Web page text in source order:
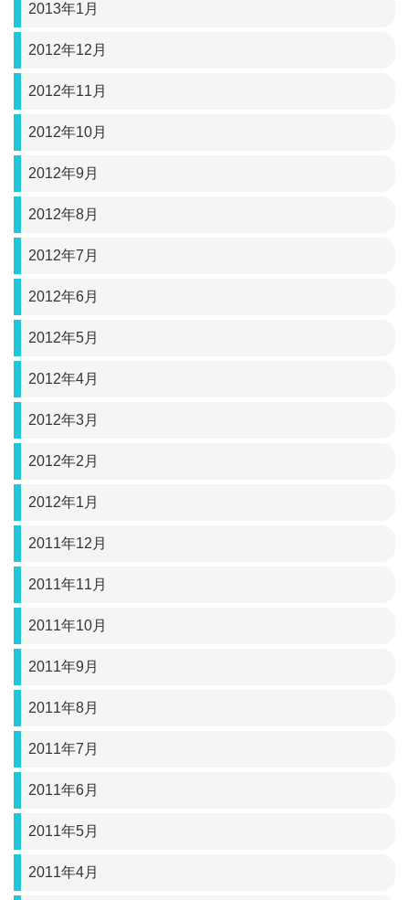
2013年1月
2012年12月
2012年11月
2012年10月
2012年9月
2012年8月
2012年7月
2012年6月
2012年5月
2012年4月
2012年3月
2012年2月
2012年1月
2011年12月
2011年11月
2011年10月
2011年9月
2011年8月
2011年7月
2011年6月
2011年5月
2011年4月